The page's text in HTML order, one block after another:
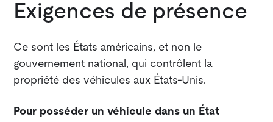
Exigences de présence
Ce sont les États américains, et non le
gouvernement national, qui contrôlent la
propriété des véhicules aux États-Unis.
Pour posséder un véhicule dans un État